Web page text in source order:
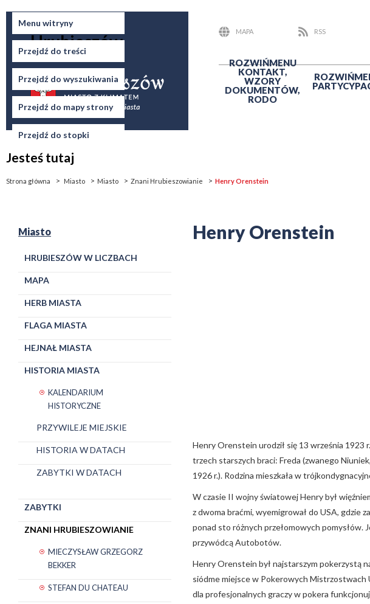
Menu witryny
Przejdź do treści
Przejdź do wyszukiwania
Przejdź do mapy strony
Przejdź do stopki
Miasto
Hrubieszów
MAPA
RSS
ROZWIŃMENU
KONTAKT,
WZORY
DOKUMENTÓW,
RODO
ROZWIŃ
Jesteś tutaj
Strona główna Miasto Miasto Znani Hrubieszowianie Henry Orenstein
Miasto
HRUBIESZÓW W LICZBACH
MAPA
HERB MIASTA
FLAGA MIASTA
HEJNAŁ MIASTA
HISTORIA MIASTA
KALENDARIUM
HISTORYCZNE
PRZYWILEJE MIEJSKIE
HISTORIA W DATACH
ZABYTKI W DATACH
ZABYTKI
ZNANI HRUBIESZOWIANIE
MIECZYSŁAW GRZEGORZ
BEKKER
STEFAN DU CHATEAU
Henry Orenstein
Henry Orenstein urodził się 13 września 1923
trzech starszych braci: Freda (zwanego
1926 r.). Rodzina mieszkała w
W czasie II wojny światowej Henry był
z dwoma braćmi, wyemigrował do USA, gdzie
ponad sto różnych przełomowych pomysłów.
przywódcą Autobotów.
Henry Orenstein był najstarszym pokerzystą
siódme miejsce w Pokerowych Mistrzostwach
dla profesjonalnych graczy w pokera